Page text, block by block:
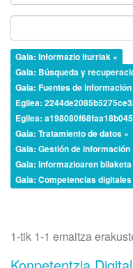
Gaia: Informazio iturriak ×
Gaia: Búsqueda y
Gaia: Fuentes de información
Egilea:
Egilea:
Gaia: Tratamiento de datos ×
Gaia: Gestión de información
Gaia: Informazioaren
Gaia: Competencias digitales
1-tik 1-1 emaitza